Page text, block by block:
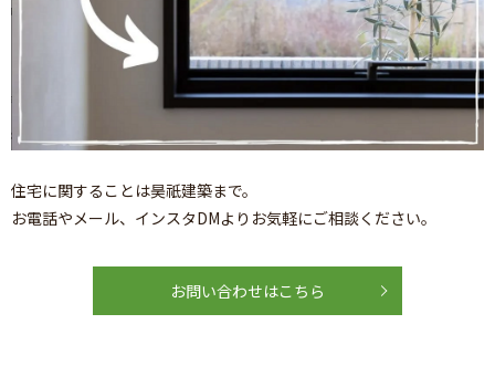
住宅に関することは昊祇建築まで。
お電話やメール、インスタDMよりお気軽にご相談ください。
お問い合わせはこちら